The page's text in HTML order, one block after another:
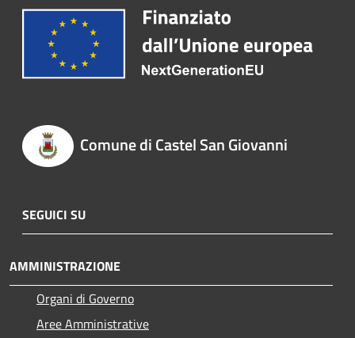
Comune di Castel San Giovanni
SEGUICI SU
AMMINISTRAZIONE
Organi di Governo
Aree Amministrative